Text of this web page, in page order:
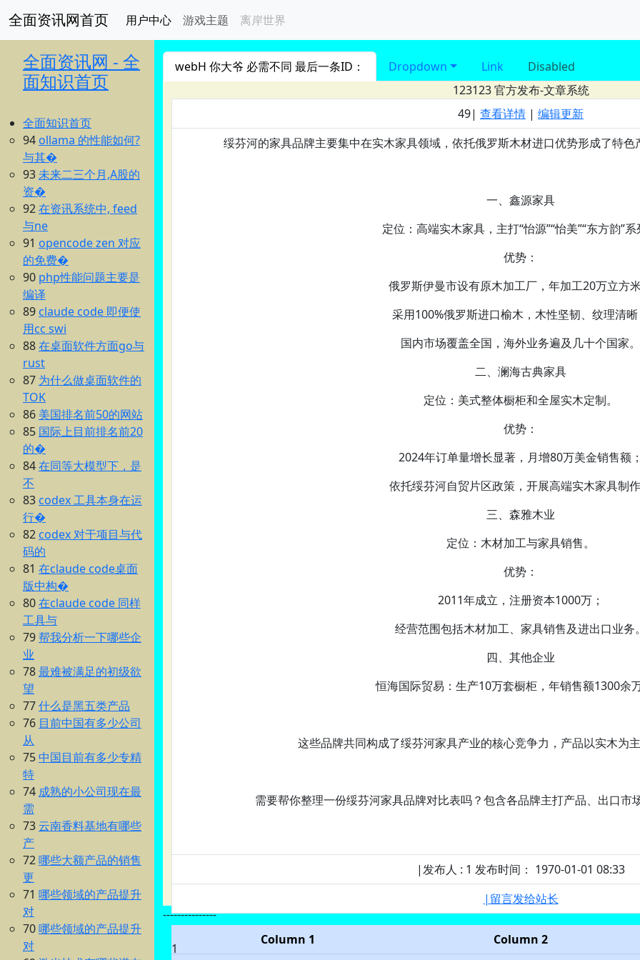
全面资讯网首页 用户中心 游戏主题 离岸世界
全面资讯网 - 全
面知识首页
全面知识首页
94 ollama 的性能如何?
与其�
93未来二三个月,A股的
资�
92在资讯系统中, feed
与ne
91 opencode zen 对应
的免费�
90 php性能问题主要是
编译
89 claude code 即便使
用cc swi
88在桌面软件方面go与
rust
87 为什么做桌面软件的
TOK
86 美国排名前50的网站
85 国际上目前排名前20
的�
84在同等大模型下，是
不
83 codex 工具本身在运
行�
82 codex 对于项目与代
码的
81 在claude code桌面
版中构�
80在claude code 同样
工具与
79帮我分析一下哪些企
业
78最难被满足的初级欲
望
77什么是黑五类产品
76 目前中国有多少公司
从
75 中国目前有多少专精
特
74 成熟的小公司现在最
需
73云南香料基地有哪些
产
72哪些大额产品的销售
更
71 哪些领域的产品提升
对
70哪些领域的产品提升
对
webH 你大爷 必需不同 最后一条ID： Dropdown Link
Disabled
123123官方发布-文章系统
49| 查看详情 | 编辑更新
绥芬河的家具品牌主要集中在实木家具领域，依托俄罗斯木材进口优势形成了特色
一、鑫源家具‌
定位‌：高端实木家具，主打“怡源”“怡美”“东方韵”系
优势‌：
俄罗斯伊曼市设有原木加工厂，年加工20万立方米
采用100%俄罗斯进口榆木，木性坚韧、纹理清晰
国内市场覆盖全国，海外业务遍及几十个国家。
二、澜海古典家具‌
定位‌：美式整体橱柜和全屋实木定制。
优势‌：
2024年订单量增长显著，月增80万美金销售额；
依托绥芬河自贸片区政策，开展高端实木家具制作
三、森雅木业‌
定位‌：木材加工与家具销售。
优势‌：
2011年成立，注册资本1000万；
经营范围包括木材加工、家具销售及进出口业务。
四、其他企业‌
恒海国际贸易‌：生产10万套橱柜，年销售额1300余万
这些品牌共同构成了绥芬河家具产业的核心竞争力，产品以实木为主
需要帮你整理一份‌绥芬河家具品牌对比表‌吗？包含各品牌主打产品、出口市
|发布人 : 1 发布时间： 1970-01-01 08:33
|留言发给站长
Column 1 Column 2
---------------
1